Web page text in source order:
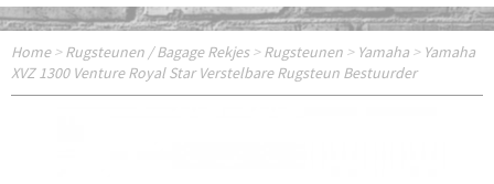
Home>Rugsteunen / Bagage Rekjes>Rugsteunen > Yamaha > Yamaha
XVZ 1300 Venture Royal Star Verstelbare Rugsteun Bestuurder